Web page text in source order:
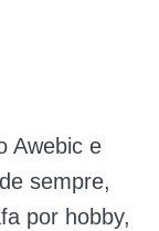
Awebic e
sempre,
por hobby,